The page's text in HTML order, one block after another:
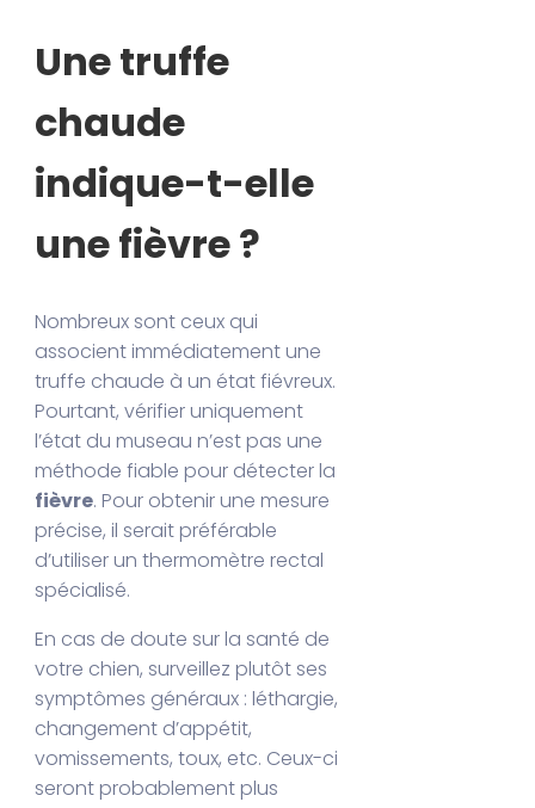
Une truffe
chaude
indique-t-elle
une fièvre ?
Nombreux sont ceux qui
associent immédiatement une
truffe chaude à un état fiévreux.
Pourtant, vérifier uniquement
l’état du museau n’est pas une
méthode fiable pour détecter la
fièvre. Pour obtenir une mesure
précise, il serait préférable
d’utiliser un thermomètre rectal
spécialisé.
En cas de doute sur la santé de
votre chien, surveillez plutôt ses
symptômes généraux : léthargie,
changement d’appétit,
vomissements, toux, etc. Ceux-ci
seront probablement plus